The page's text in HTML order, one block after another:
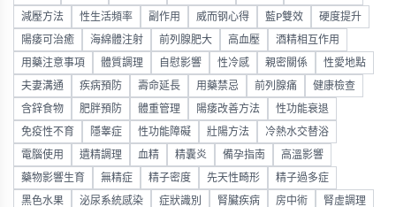
減壓方法 性生活頻率 副作用 威而钢心得 藍P雙效 硬度提升
陽痿可治癒 海綿體注射 前列腺肥大 高血壓 酒精相互作用
用藥注意事項 體質調理 自慰影響 性冷感 親密關係 性愛地點
夫妻溝通 疾病預防 壽命延長 用藥禁忌 前列腺痛 健康檢查
含鋅食物 肥胖預防 體重管理 陽痿改善方法 性功能衰退
免疫性不育 隱睾症 性功能障礙 壯陽方法 冷熱水交替浴
電腦使用 遺精調理 血精 精囊炎 備孕指南 高溫影響
藥物影響生育 無精症 精子密度 先天性畸形 精子過多症
黑色水果 泌尿系統感染 症狀識別 腎臟疾病 房中術 腎虛調理